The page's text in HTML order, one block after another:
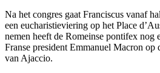
Na het congres gaat Franciscus vanaf
een eucharistieviering op het Place
nemen heeft de Romeinse pontifex nog
Franse president Emmanuel Macron op
van Ajaccio.